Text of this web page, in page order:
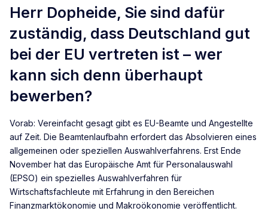
Herr Dopheide, Sie sind dafür
zuständig, dass Deutschland gut
bei der EU vertreten ist – wer
kann sich denn überhaupt
bewerben?
Vorab: Vereinfacht gesagt gibt es EU-Beamte und Angestellte
auf Zeit. Die Beamtenlaufbahn erfordert das Absolvieren eines
allgemeinen oder speziellen Auswahlverfahrens. Erst Ende
November hat das Europäische Amt für Personalauswahl
(EPSO) ein spezielles Auswahlverfahren für
Wirtschaftsfachleute mit Erfahrung in den Bereichen
Finanzmarktökonomie und Makroökonomie veröffentlicht.